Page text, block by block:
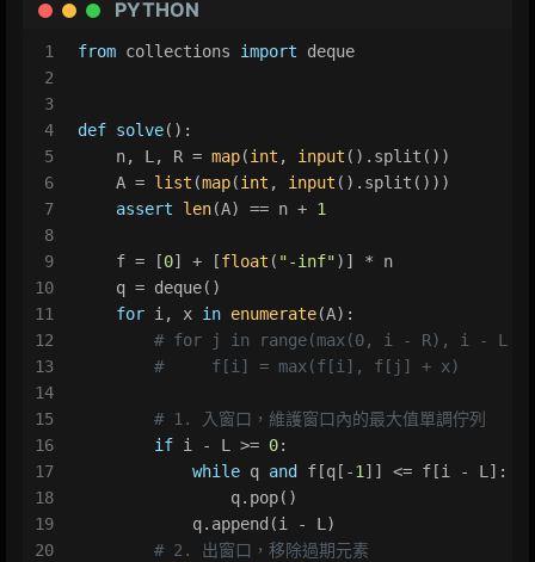
PYTHON
1
2
3
4
5
6
7
8
9
10
11
12
13
14
15
16
17
18
19
20
from collections import deque
def solve():
    n, L, R =
map(int , input ().split())
    A =
list (map(int , input ().split()))
assert
len(A) == n + 1
    f = [
0] + [float ( "-inf")] * n
    q = deque()
for i, x in enumerate(A):
# for j in range(max(0, i - R), i - L +
#     f[i] = max(f[i], f[j] + x)
# 1. 入窗口，維護窗口內的最大值單調佇列
if i - L >= 0:
while q and f[q[-1 ]] <= f[i - L]:
                q.pop()
            q.append(i - L)
# 2. 出窗口，移除過期元素